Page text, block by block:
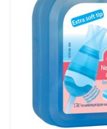
Restrictions
Alimentaires
Préservation
-